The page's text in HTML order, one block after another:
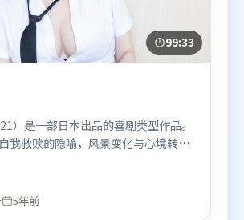
99:33
）是一部日本出品的喜剧类型作品。
我救赎的隐喻，风景变化与心境转折
与美术共同营造出强烈地域气质，增
艺谋执导，周迅、沈腾、杨紫，托尼
。影片于2021年2月16日（日本）在
5年前